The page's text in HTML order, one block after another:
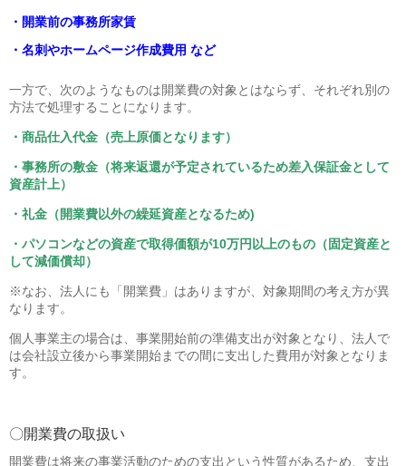
・開業前の事務所家賃
・名刺やホームページ作成費用 など
一方で、次のようなものは開業費の対象とはならず、それぞれ別の
方法で処理することになります。
・商品仕入代金（売上原価となります）
・事務所の敷金（将来返還が予定されているため差入保証金として
資産計上）
・礼金（開業費以外の繰延資産となるため)
・パソコンなどの資産で取得価額が10万円以上のもの（固定資産と
して減価償却）
※なお、法人にも「開業費」はありますが、対象期間の考え方が異
なります。
個人事業主の場合は、事業開始前の準備支出が対象となり、法人で
は会社設立後から事業開始までの間に支出した費用が対象となりま
す。
〇開業費の取扱い
開業費は将来の事業活動のための支出という性質があるため、支出